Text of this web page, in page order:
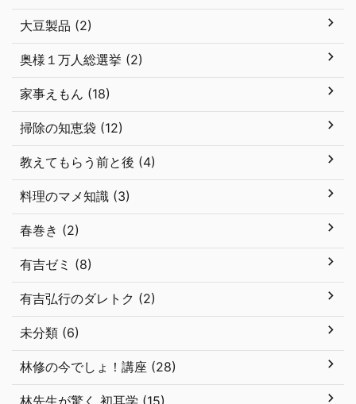
大豆製品 (2)
奥様１万人総選挙 (2)
家事えもん (18)
掃除の知恵袋 (12)
教えてもらう前と後 (4)
料理のマメ知識 (3)
春巻き (2)
有吉ゼミ (8)
有吉弘行のダレトク (2)
未分類 (6)
林修の今でしょ！講座 (28)
林先生が驚く 初耳学 (15)